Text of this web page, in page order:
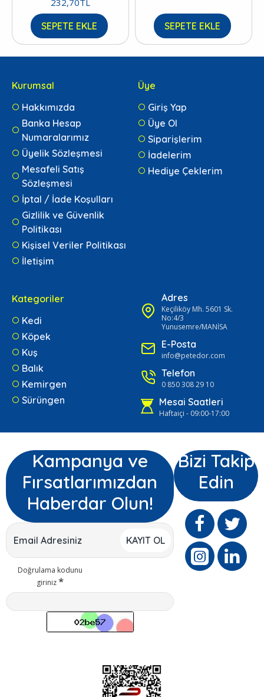
232,70TL
SEPETE EKLE
SEPETE EKLE
Kurumsal
Hakkımızda
Banka Hesap
Numaralarımız
Üyelik Sözleşmesi
Mesafeli Satış
Sözleşmesi
İptal / İade Koşulları
Gizlilik ve Güvenlik
Politikası
Kişisel Veriler Politikası
İletişim
Üye
Giriş Yap
Üye Ol
Siparişlerim
İadelerim
Hediye Çeklerim
Kategoriler
Kedi
Köpek
Kuş
Balık
Kemirgen
Sürüngen
Adres
Keçiliköy Mh. 5601 Sk.
No:4/3
Yunusemre/MANİSA
E-Posta
info@petedor.com
Telefon
0 850 308 29 10
Mesai Saatleri
Haftaiçi - 09:00-17:00
Kampanya ve
Fırsatlarımızdan
Haberdar Olun!
KAYIT OL
Doğrulama kodunu
giriniz
Bizi Takip
Edin